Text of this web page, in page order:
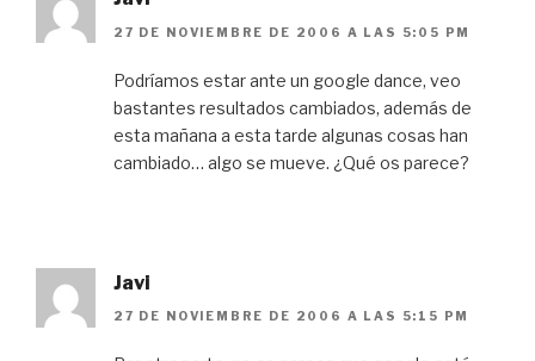
27 DE NOVIEMBRE DE 2006 A LAS 5:05 PM
Podríamos estar ante un google dance, veo
bastantes resultados cambiados, además de
esta mañana a esta tarde algunas cosas han
cambiado… algo se mueve. ¿Qué os parece?
Javi
27 DE NOVIEMBRE DE 2006 A LAS 5:15 PM